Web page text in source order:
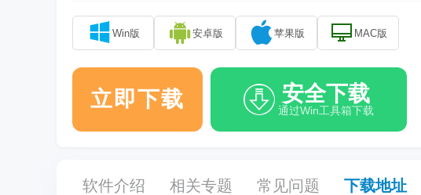
Win版 安卓版 苹果版 MAC版
立即下载 安全下载
通过Win工具箱下载
软件介绍 相关专题 常见问题 下载地址